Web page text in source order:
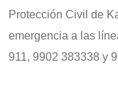
Protección Civil de
emergencia a las
911, 9902 383338 y